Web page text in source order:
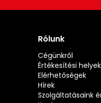
Rólunk
Cégünkről
Értékesítési helyek
Elérhetőségek
Hírek
Szolgáltatásaink